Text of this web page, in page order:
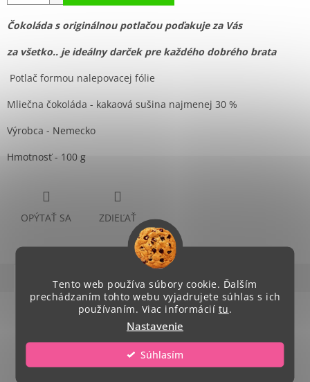
Tento web používa súbory cookie. Ďalším
prechádzaním tohto webu vyjadrujete súhlas s ich
používaním. Viac informácií tu.
Nastavenie
Súhlasím
Čokoláda s originálnou potlačou poďakuje za Vás
za všetko.. je ideálny darček pre každého dobrého brata
Potlač formou nalepovacej fólie
Mliečna čokoláda - kakaová sušina najmenej 30 %
Výrobca - Nemecko
Hmotnosť - 100 g
OPÝTAŤ SA ZDIEĽAŤ
Hodnotenie Diskusia
Podrobný popis